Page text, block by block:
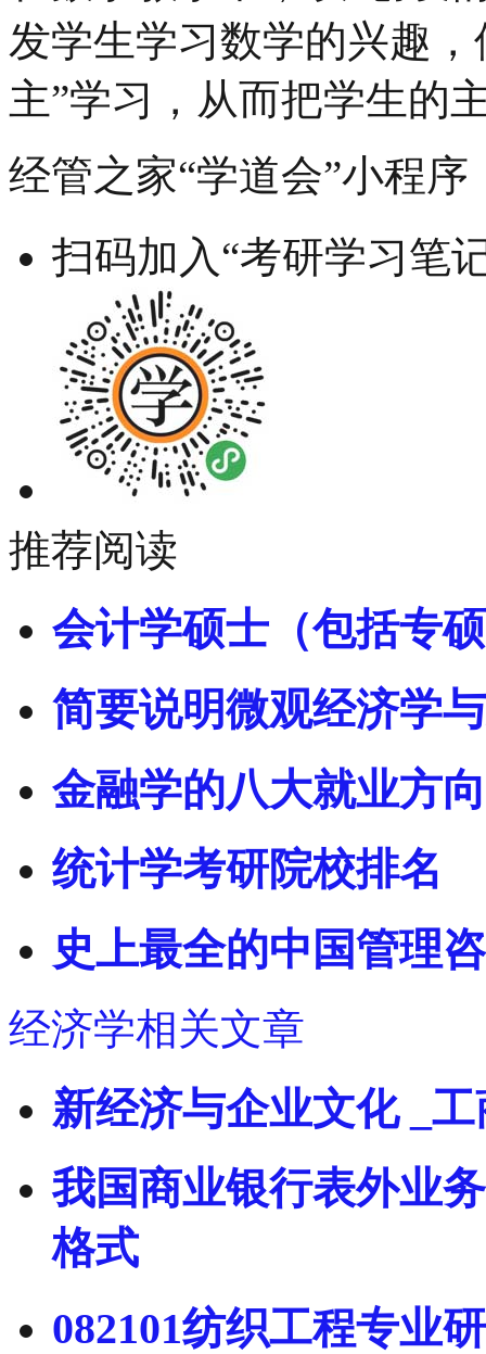
发学生学习数学的兴趣
主”学习，从而把学生的
经管之家“学道会”小程序
扫码加入“考研学习笔
推荐阅读
会计学硕士（包括专
简要说明微观经济学
金融学的八大就业方
统计学考研院校排名
史上最全的中国管理
经济学相关文章
新经济与企业文化 _
我国商业银行表外业
格式
082101纺织工程专业